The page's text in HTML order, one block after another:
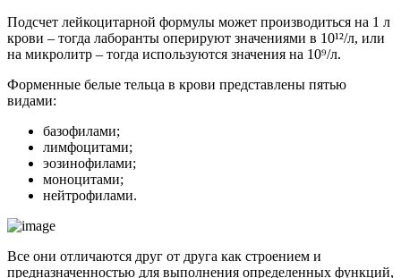
Подсчет лейкоцитарной формулы может производиться на 1 л
крови – тогда лаборанты оперируют значениями в 10¹²/л, или
на микролитр – тогда используются значения на 10⁹/л.
Форменные белые тельца в крови представлены пятью
видами:
базофилами;
лимфоцитами;
эозинофилами;
моноцитами;
нейтрофилами.
Все они отличаются друг от друга как строением и
предназначенностью для выполнения определенных функций,